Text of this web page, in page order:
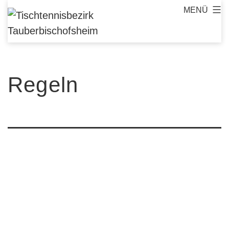
Zum
Inhalt
springen
Tischtennisbezirk
Tauberbischofsheim
MENÜ
Regeln